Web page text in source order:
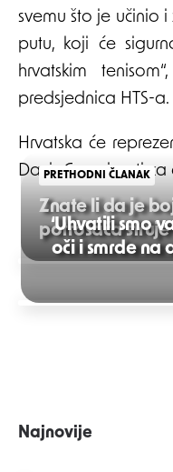
svemu što je učinio
putu, koji će
hrvatskim
predsjednica HTS-a.
Hrvatska će
Davis Cupu imati
Post
navigation
PRETHODNI ČLANAK
Znate li da je
potrošača struje
‘Uhvatili smo
oči i smrde na
Najnovije